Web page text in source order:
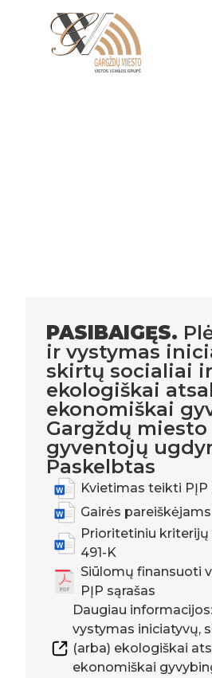
PASIBAIGĘS.
ir vystymas
skirtų socialiai
ekologiškai
ekonomiškai
Gargždų miesto
gyventojų
Paskelbtas
Kvietimas teikti PĮP
Gairės pareiškėjams
Prioritetiniu kriterijų
491-K
Siūlomų finansuoti
PĮP sąrašas
Daugiau
vystymas iniciatyvų,
(arba) ekologiškai
ekonomiškai